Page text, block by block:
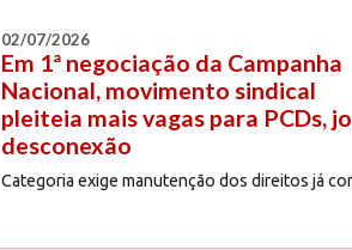
02/07/2026
Em 1ª negociação da Campanha
Nacional, movimento sindical
pleiteia mais vagas para PCDs,
desconexão
Categoria exige manutenção dos direitos já